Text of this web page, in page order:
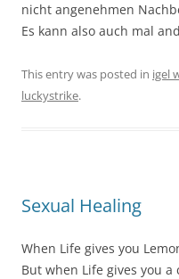
nicht angenehmen
Es kann also auch mal
This entry was posted in igel
luckystrike.
Sexual Healing
When Life gives you
But when Life gives you a